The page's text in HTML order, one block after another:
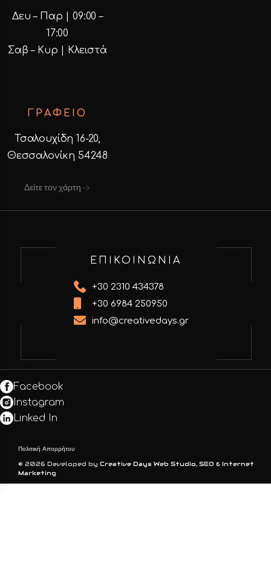
Δευ – Παρ | 09:00 –
17:00
Σαβ – Κυρ | Κλειστά
ΓΡΑΦΕΙΟ
Τσαλουχίδη 16-20,
Θεσσαλονίκη 54248
Δείτε τον χάρτη
ΕΠΙΚΟΙΝΩΝΙΑ
+30 2310 434378
+30 6984 250950
info@creativedays.gr
© 2026 Developed by Creative Days Web Studio, SEO & Internet
Marketing
Πολιτική Απορρήτου
Facebook
Instagram
Linked In